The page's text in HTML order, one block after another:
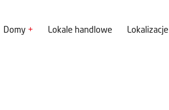
Domy Lokale handlowe Lokalizacje